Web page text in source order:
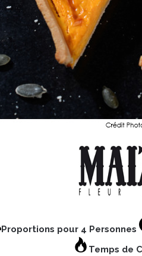
Proportions pour 4 Personnes
Temps de